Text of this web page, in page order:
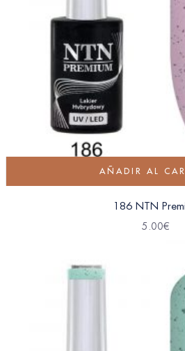
AÑADIR AL
186 NTN
5.00€